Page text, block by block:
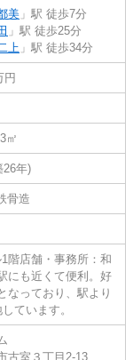
美 」駅 徒歩7分
」駅 徒歩25分
上 」駅 徒歩34分
円
㎡
26年)
骨造
階店舗・事務所：和
にも近くて便利。好
なっており、駅より
ています。
古室３丁目2-13